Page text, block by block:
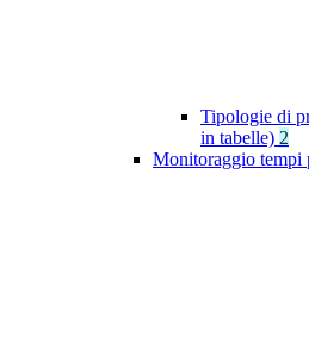
Tipologie di
in tabelle) 2
Monitoraggio tempi